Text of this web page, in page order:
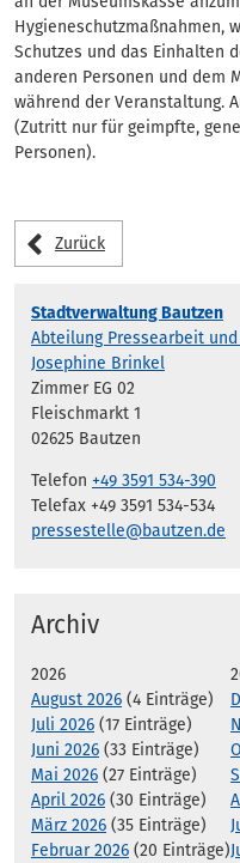
Hygieneschutzmaßnahmen,
Schutzes und das Einhalten
anderen Personen und dem
während der Veranstaltung.
(Zutritt nur für geimpfte,
Personen).
Zurück
Stadtverwaltung Bautzen
Abteilung Pressearbeit
Josephine Brinkel
Zimmer EG 02
Fleischmarkt 1
02625 Bautzen
Telefon +49 3591 534-390
Telefax +49 3591 534-534
pressestelle@bautzen.de
Archiv
2026
August 2026 (4 Einträge)
Juli 2026 (17 Einträge)
Juni 2026 (33 Einträge)
Mai 2026 (27 Einträge)
April 2026 (30 Einträge)
März 2026 (35 Einträge)
Februar 2026 (20 Einträge)